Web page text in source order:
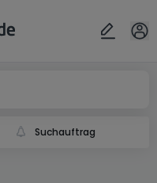
Suchauftrag
ok